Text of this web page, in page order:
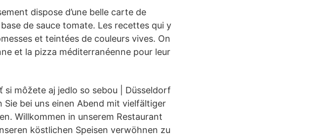
dispose d’une belle carte de
de sauce tomate. Les recettes qui y
et teintées de couleurs vives. On
et la pizza méditerranéenne pour leur
si môžete aj jedlo so sebou | Düsseldorf
Sie bei uns einen Abend mit vielfältiger
Willkommen in unserem Restaurant
köstlichen Speisen verwöhnen zu